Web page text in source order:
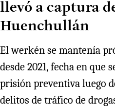
llevó a captura
Huenchullán
El werkén se mantenía
desde 2021, fecha en que
prisión preventiva luego
delitos de tráfico de